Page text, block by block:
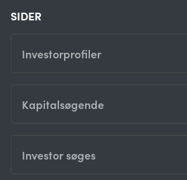
SIDER
Investorprofiler
Kapitalsøgende
Investor søges